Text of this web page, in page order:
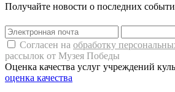
Получайте новости о последних
Согласен на обработку
рассылок от Музея Победы
Оценка качества услуг учреждений
оценка качества